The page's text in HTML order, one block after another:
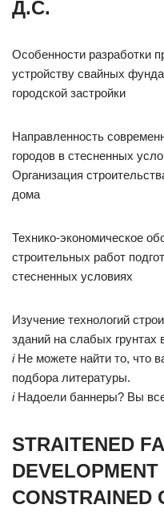
Д.С.
Особенности разработки
устройству свайных
городской застройки
Направленность
городов в стесненных
Организация
дома
Технико-экономическое
строительных работ
стесненных условиях
Изучение технологий
зданий на слабых грунтах
iНе можете найти то, что
подбора литературы.
iНадоели баннеры? Вы
STRAITENED
CONSTRAINED